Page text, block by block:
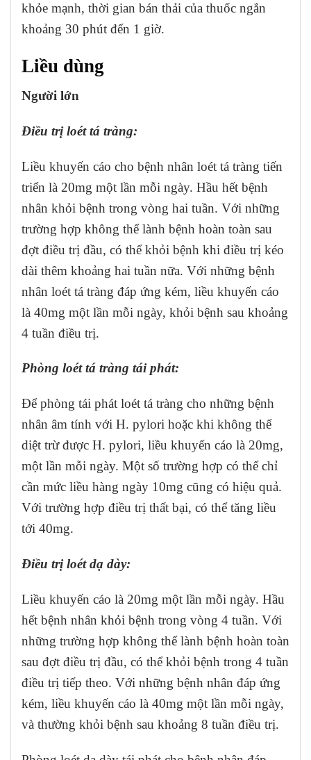
khỏe mạnh, thời gian bán thải của thuốc ngắn
khoảng 30 phút đến 1 giờ.
Liều dùng
Người lớn
Điều trị loét tá tràng:
Liều khuyến cáo cho bệnh nhân loét tá tràng tiến
triển là 20mg một lần mỗi ngày. Hầu hết bệnh
nhân khỏi bệnh trong vòng hai tuần. Với những
trường hợp không thể lành bệnh hoàn toàn sau
đợt điều trị đầu, có thể khỏi bệnh khi điều trị kéo
dài thêm khoảng hai tuần nữa. Với những bệnh
nhân loét tá tràng đáp ứng kém, liều khuyến cáo
là 40mg một lần mỗi ngày, khỏi bệnh sau khoảng
4 tuần điều trị.
Phòng loét tá tràng tái phát:
Để phòng tái phát loét tá tràng cho những bệnh
nhân âm tính với H. pylori hoặc khi không thể
diệt trừ được H. pylori, liều khuyến cáo là 20mg,
một lần mỗi ngày. Một số trường hợp có thể chỉ
cần mức liều hàng ngày 10mg cũng có hiệu quả.
Với trường hợp điều trị thất bại, có thể tăng liều
tới 40mg.
Điều trị loét dạ dày:
Liều khuyến cáo là 20mg một lần mỗi ngày. Hầu
hết bệnh nhân khỏi bệnh trong vòng 4 tuần. Với
những trường hợp không thể lành bệnh hoàn toàn
sau đợt điều trị đầu, có thể khỏi bệnh trong 4 tuần
điều trị tiếp theo. Với những bệnh nhân đáp ứng
kém, liều khuyến cáo là 40mg một lần mỗi ngày,
và thường khỏi bệnh sau khoảng 8 tuần điều trị.